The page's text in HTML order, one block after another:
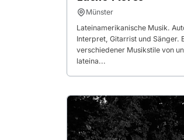
Münster
Lateinamerikanische Musik.
Interpret, Gitarrist und Sänger.
verschiedener Musikstile von
lateina...